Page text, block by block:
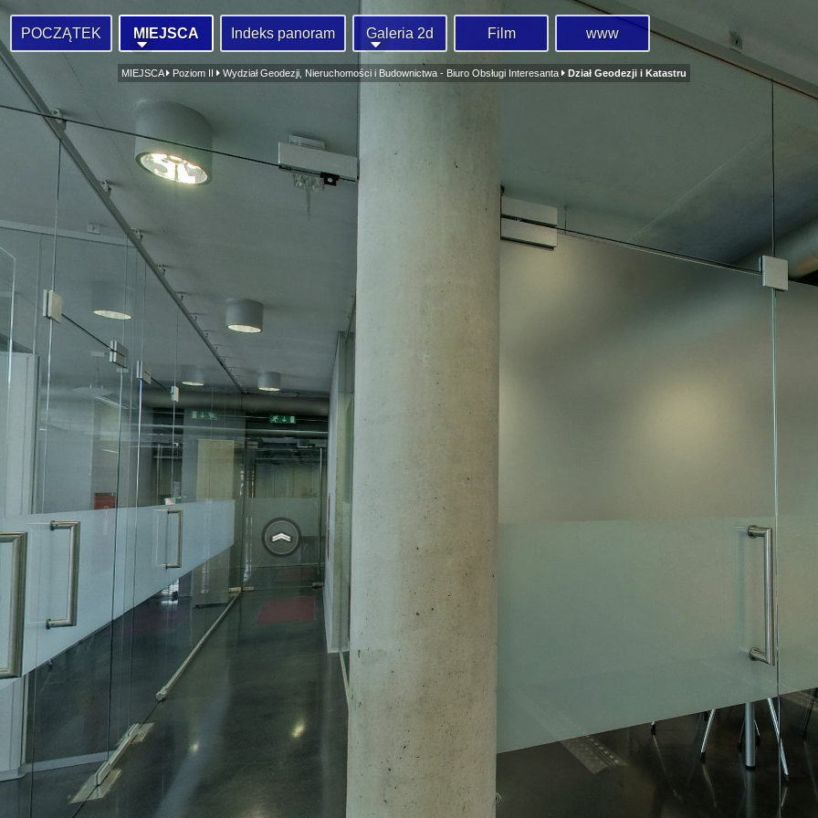
https://starostadpl.wkraj.pl
POCZĄTEK MIEJSCA Indeks panoram Galeria 2d Film www
MIEJSCA Poziom II Wydział Geodezji, Nieruchomości i Budownictwa - Biuro Obsługi Interesanta Dział Geodezji i Katastru